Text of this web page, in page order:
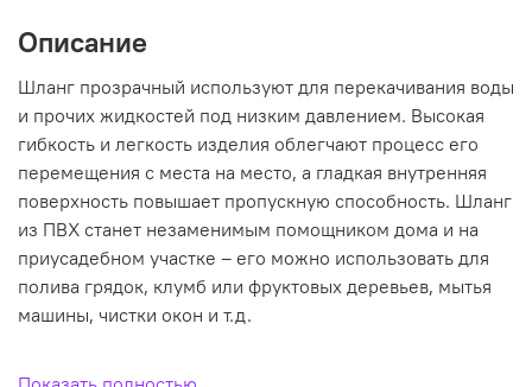
Описание
Шланг прозрачный используют для перекачивания воды
и прочих жидкостей под низким давлением. Высокая
гибкость и легкость изделия облегчают процесс его
перемещения с места на место, а гладкая внутренняя
поверхность повышает пропускную способность. Шланг
из ПВХ станет незаменимым помощником дома и на
приусадебном участке – его можно использовать для
полива грядок, клумб или фруктовых деревьев, мытья
машины, чистки окон и т.д.